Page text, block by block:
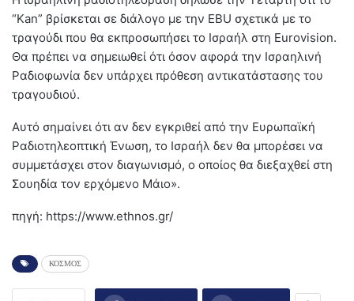
“Kan” βρίσκεται σε διάλογο με την EBU σχετικά με το
τραγούδι που θα εκπροσωπήσει το Ισραήλ στη Eurovision.
Θα πρέπει να σημειωθεί ότι όσον αφορά την Ισραηλινή
Ραδιοφωνία δεν υπάρχει πρόθεση αντικατάστασης του
τραγουδιού.
Αυτό σημαίνει ότι αν δεν εγκριθεί από την Ευρωπαϊκή
Ραδιοτηλεοπτική Ένωση, το Ισραήλ δεν θα μπορέσει να
συμμετάσχει στον διαγωνισμό, ο οποίος θα διεξαχθεί στη
Σουηδία τον ερχόμενο Μάιο».
πηγή: https://www.ethnos.gr/
ΚΟΣΜΟΣ